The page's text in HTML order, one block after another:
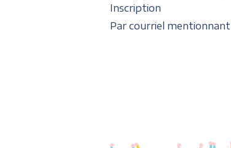
Inscription
Par courriel mentionnant